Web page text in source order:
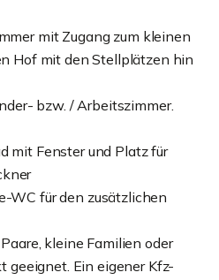
mit Zugang zum kleinen
Hof mit den Stellplätzen hin
bzw. / Arbeitszimmer.
mit Fenster und Platz für
WC für den zusätzlichen
kleine Familien oder
geeignet. Ein eigener Kfz-